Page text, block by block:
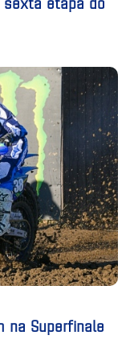
na Superfinale